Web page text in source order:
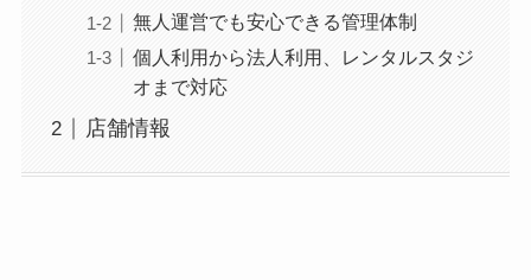
無人運営でも安心できる管理体制
個人利用から法人利用、レンタルスタジ
オまで対応
店舗情報